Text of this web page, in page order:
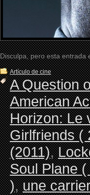
Disculpa, pero esta entrada
Artículo de cine
A Question
American
Horizon: Le
Girlfriends (
(2011),
Soul Plane
),une